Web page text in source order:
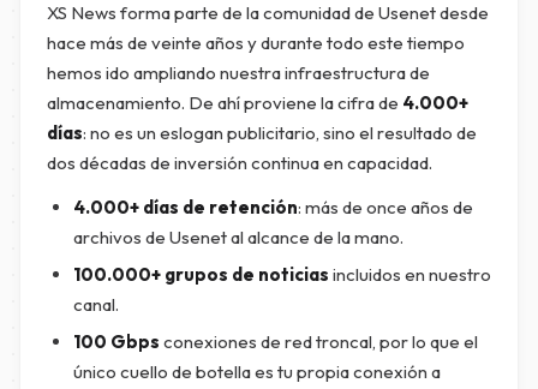
XS News forma parte de la comunidad de Usenet desde
hace más de veinte años y durante todo este tiempo
hemos ido ampliando nuestra infraestructura de
almacenamiento. De ahí proviene la cifra de 4.000+
días: no es un eslogan publicitario, sino el resultado de
dos décadas de inversión continua en capacidad.
4.000+ días de retención: más de once años de
archivos de Usenet al alcance de la mano.
100.000+ grupos de noticias incluidos en nuestro
canal.
100 Gbps conexiones de red troncal, por lo que el
único cuello de botella es tu propia conexión a